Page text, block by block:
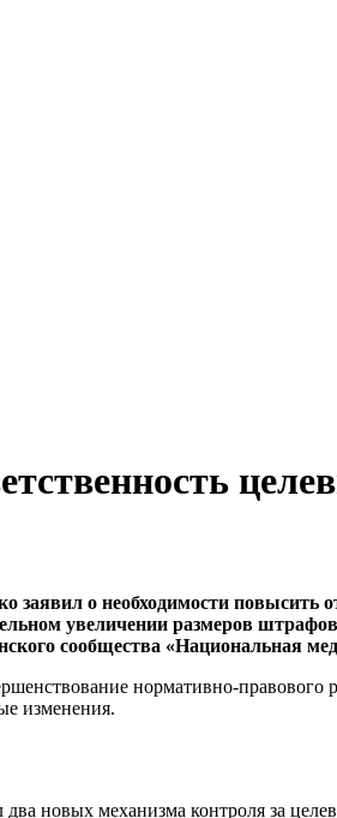
о необходимости повысить
увеличении размеров
сообщества «Национальная
нормативно-
изменения.
новых механизма контроля за